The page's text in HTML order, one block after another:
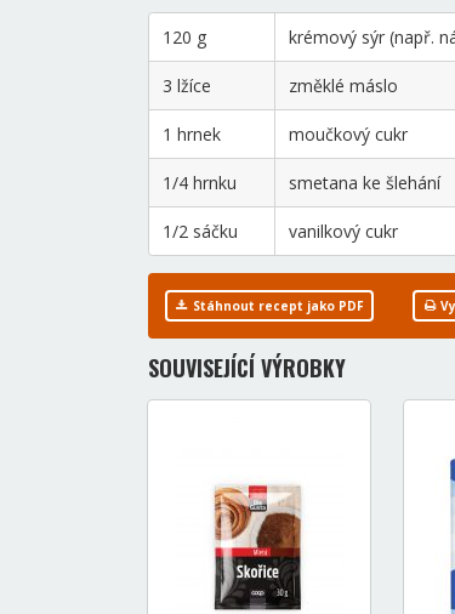
120 g krémový sýr (např.
3 lžíce změklé máslo
1 hrnek moučkový cukr
1/4 hrnku smetana ke šlehání
1/2 sáčku vanilkový cukr
Stáhnout recept jako PDF
SOUVISEJÍCÍ VÝROBKY